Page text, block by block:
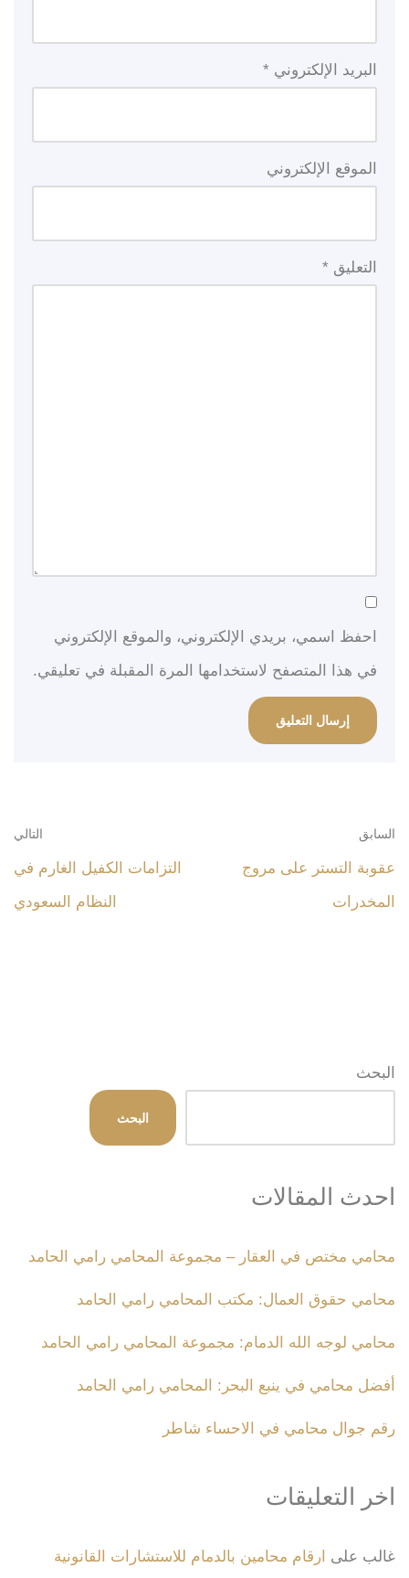
البريد الإلكتروني *
الموقع الإلكتروني
التعليق *
احفظ اسمي، بريدي الإلكتروني، والموقع الإلكتروني
في هذا المتصفح لاستخدامها المرة المقبلة في تعليقي.
السابق
عقوبة التستر على مروج
المخدرات
التالي
التزامات الكفيل الغارم في
النظام السعودي
البحث
البحث
احدث المقالات
محامي مختص في العقار – مجموعة المحامي رامي الحامد
محامي حقوق العمال: مكتب المحامي رامي الحامد
محامي لوجه الله الدمام: مجموعة المحامي رامي الحامد
أفضل محامي في ينبع البحر: المحامي رامي الحامد
رقم جوال محامي في الاحساء شاطر
اخر التعليقات
غالب على ارقام محامين بالدمام للاستشارات القانونية